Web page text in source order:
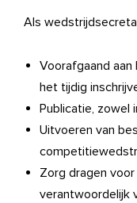
Als
Voorafgaand
het tijdig
Publicatie, zowel
Uitvoeren van
Zorg dragen
verantwoordelijk